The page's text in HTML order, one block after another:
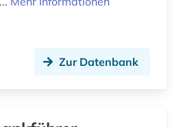
Zur Datenbank